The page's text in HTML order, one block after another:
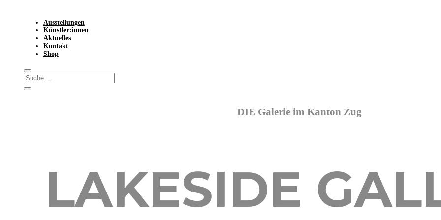
Ausstellungen
Künstler:innen
Aktuelles
Kontakt
Shop
DIE Galerie im Kanton Zug
LAKESIDE